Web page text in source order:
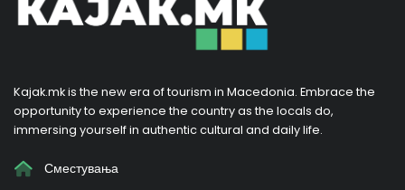
Kajak.mk is the new era of tourism in Macedonia. Embrace the
opportunity to experience the country as the locals do,
immersing yourself in authentic cultural and daily life.
Сместувања